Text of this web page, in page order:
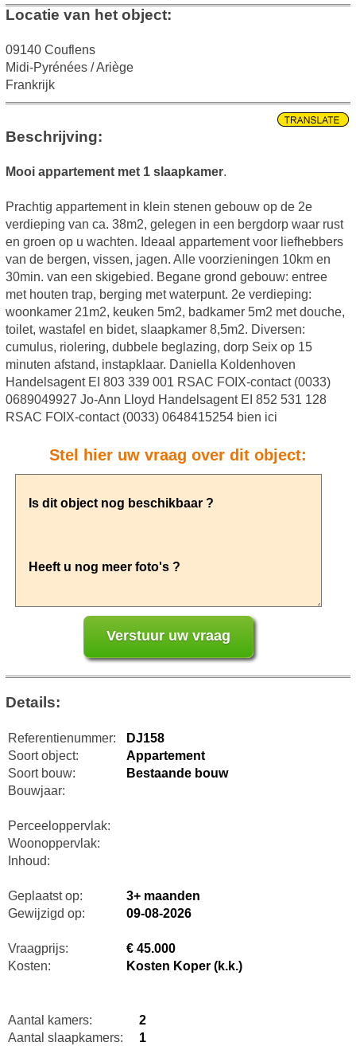
Locatie van het object:
09140 Couflens
Midi-Pyrénées / Ariège
Frankrijk
Beschrijving:
Mooi appartement met 1 slaapkamer.
Prachtig appartement in klein stenen gebouw op de 2e
verdieping van ca. 38m2, gelegen in een bergdorp waar rust
en groen op u wachten. Ideaal appartement voor liefhebbers
van de bergen, vissen, jagen. Alle voorzieningen 10km en
30min. van een skigebied. Begane grond gebouw: entree
met houten trap, berging met waterpunt. 2e verdieping:
woonkamer 21m2, keuken 5m2, badkamer 5m2 met douche,
toilet, wastafel en bidet, slaapkamer 8,5m2. Diversen:
cumulus, riolering, dubbele beglazing, dorp Seix op 15
minuten afstand, instapklaar. Daniella Koldenhoven
Handelsagent EI 803 339 001 RSAC FOIX-contact (0033)
0689049927 Jo-Ann Lloyd Handelsagent EI 852 531 128
RSAC FOIX-contact (0033) 0648415254 bien ici
Stel hier uw vraag over dit object:
Details:
Referentienummer:
DJ158
Soort object:
Appartement
Soort bouw:
Bestaande bouw
Bouwjaar:
Perceeloppervlak:
Woonoppervlak:
Inhoud:
Geplaatst op:
3+ maanden
Gewijzigd op:
09-08-2026
Vraagprijs:
€ 45.000
Kosten:
Kosten Koper (k.k.)
Aantal kamers:
2
Aantal slaapkamers:
1